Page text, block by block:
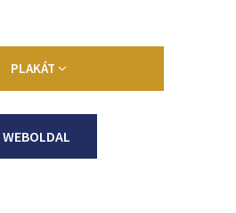
PLAKÁT
WEBOLDAL